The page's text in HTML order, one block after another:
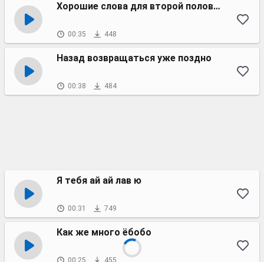
Хорошие слова для второй половинки
00:35 448
Назад возвращаться уже поздно
00:38 484
Я тебя ай ай лав ю
00:31 749
Как же много ёбобо
00:25 455